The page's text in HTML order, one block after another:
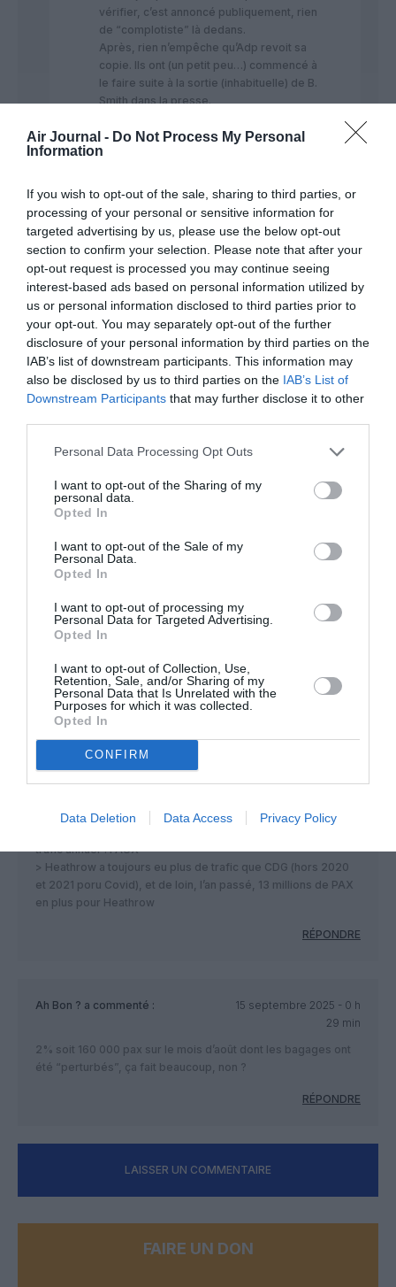
Air Journal - Do Not Process My Personal
Information
If you wish to opt-out of the sale, sharing to third parties, or
processing of your personal or sensitive information for
targeted advertising by us, please use the below opt-out
section to confirm your selection. Please note that after your
opt-out request is processed you may continue seeing
interest-based ads based on personal information utilized by
us or personal information disclosed to third parties prior to
your opt-out. You may separately opt-out of the further
disclosure of your personal information by third parties on the
IAB’s list of downstream participants. This information may
also be disclosed by us to third parties on the IAB’s List of
Downstream Participants that may further disclose it to other
Personal Data Processing Opt Outs
I want to opt-out of the Sharing of my
personal data.
Opted In
I want to opt-out of the Sale of my
Personal Data.
Opted In
I want to opt-out of processing my
Personal Data for Targeted Advertising.
Opted In
I want to opt-out of Collection, Use,
Retention, Sale, and/or Sharing of my
Personal Data that Is Unrelated with the
Purposes for which it was collected.
Opted In
CONFIRM
Data Deletion Data Access Privacy Policy
vérifier, c’est annoncé publiquement, rien
de “complotiste” là dedans.
Après, rien n’empêche qu’Adp revoit sa
copie. Ils ont (un petit peu…) commencé à
le faire suite à la sortie (inhabituelle) de B.
Smith dans la presse.
RÉPONDRE
Hica commenté :
16 septembre
2025 - 3 h 51 min
Allez voir le site d’ADP qui décrit très
clairement ses objectifs de « croissance »
super molle…. Renseignez-vous, soyez un
commentateur intelligent !
RÉPONDRE
48 min
Hica commenté :
Il progresse là où il n’y a pas de taxes…. À Paris,
surtaxé, le trafic marque le pas…
François Marty a commenté :
n’ont pas encore atteint ce seuil mensuel des huit millions de
trafic annuel”. FAUX
> Heathrow a toujours eu plus de trafic que CDG (hors 2020
et 2021 poru Covid), et de loin, l’an passé, 13 millions de PAX
en plus pour Heathrow
RÉPONDRE
Ah Bon ? a commenté :
15 septembre 2025 - 0 h
29 min
2% soit 160 000 pax sur le mois d’août dont les bagages ont
été “perturbés”, ça fait beaucoup, non ?
RÉPONDRE
LAISSER UN COMMENTAIRE
FAIRE UN DON